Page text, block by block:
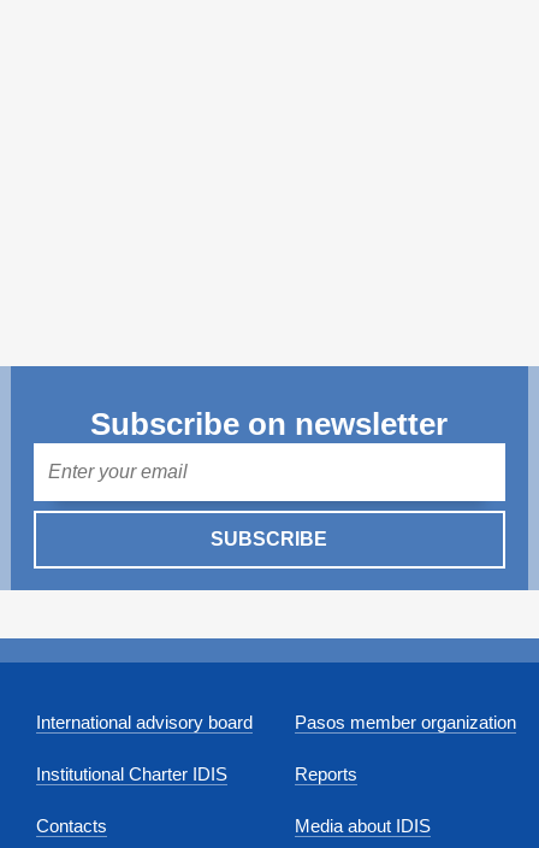
Transparency of state – owned enterprises
The best and the worst local policies in Moldova
Democracy, independence and transparency of key
public institutions in Moldova
Subscribe on newsletter
SUBSCRIBE
International advisory board
Institutional Charter IDIS
Contacts
Pasos member organization
Reports
Media about IDIS